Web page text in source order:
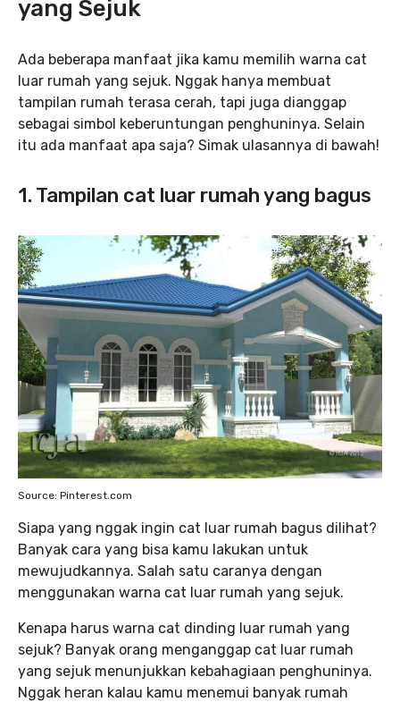
yang Sejuk
Ada beberapa manfaat jika kamu memilih warna cat
luar rumah yang sejuk. Nggak hanya membuat
tampilan rumah terasa cerah, tapi juga dianggap
sebagai simbol keberuntungan penghuninya. Selain
itu ada manfaat apa saja? Simak ulasannya di bawah!
1. Tampilan cat luar rumah yang bagus
Source: Pinterest.com
Siapa yang nggak ingin cat luar rumah bagus dilihat?
Banyak cara yang bisa kamu lakukan untuk
mewujudkannya. Salah satu caranya dengan
menggunakan warna cat luar rumah yang sejuk.
Kenapa harus warna cat dinding luar rumah yang
sejuk? Banyak orang menganggap cat luar rumah
yang sejuk menunjukkan kebahagiaan penghuninya.
Nggak heran kalau kamu menemui banyak rumah